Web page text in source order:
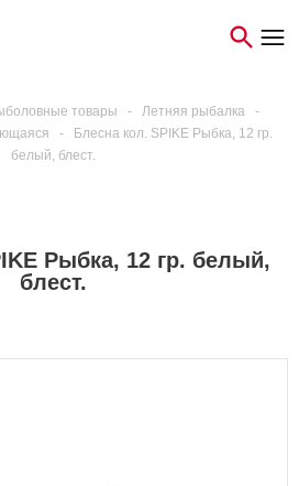
товары - Летняя рыбалка
-
-
Блесна кол. SPIKE Рыбка, 12 гр.
белый, блест.
Рыбка, 12 гр. белый,
блест.